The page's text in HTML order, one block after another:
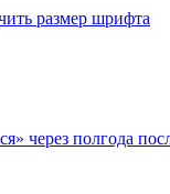
через полгода